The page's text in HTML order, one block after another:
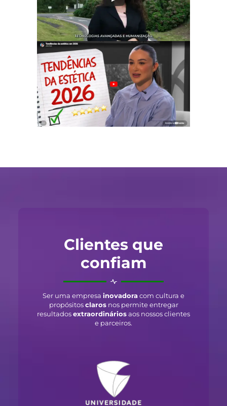
Clientes que
confiam
Ser uma empresa inovadoracom cultura e
propósitosclarosnos permite entregar
resultadosextraordináriosaos nossos clientes
e parceiros.